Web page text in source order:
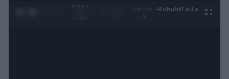
0:29 /
AdhubMedia